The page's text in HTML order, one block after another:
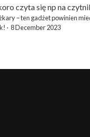
czyta się np na
– ten gadżet powinien
· 8 December 2023